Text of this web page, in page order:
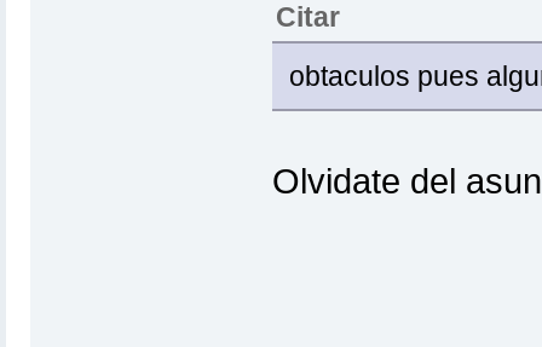
Citar
obtaculos pues
Olvidate del